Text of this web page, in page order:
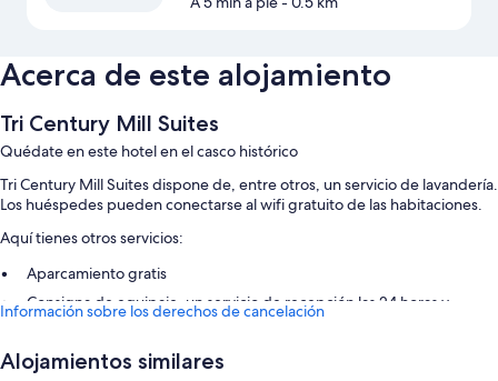
Acerca de este alojamiento
Tri Century Mill Suites
Quédate en este hotel en el casco histórico
Tri Century Mill Suites dispone de, entre otros, un servicio de lavandería.
Los huéspedes pueden conectarse al wifi gratuito de las habitaciones.
Aquí tienes otros servicios:
Aparcamiento gratis
Consigna de equipaje, un servicio de recepción las 24 horas y
espacios sin humos
Un ascensor
Información sobre los derechos de cancelación
Alojamientos similares